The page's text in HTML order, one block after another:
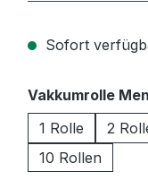
Sofort
Vakkumrolle
1 Rolle
2
10 Rollen